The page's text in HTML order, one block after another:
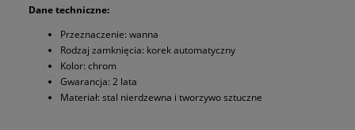
Dane techniczne:
Przeznaczenie: wanna
Rodzaj zamknięcia: korek automatyczny
Kolor: chrom
Gwarancja: 2 lata
Materiał: stal nierdzewna i tworzywo sztuczne